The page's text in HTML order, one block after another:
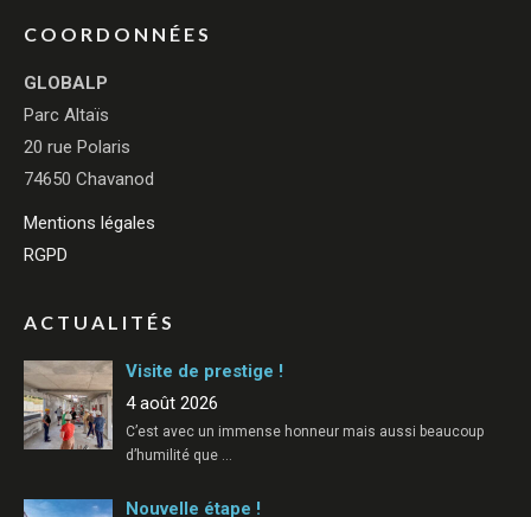
COORDONNÉES
GLOBALP
Parc Altaïs
20 rue Polaris
74650 Chavanod
Mentions légales
RGPD
ACTUALITÉS
Visite de prestige !
4 août 2026
C’est avec un immense honneur mais aussi beaucoup
d’humilité que …
Nouvelle étape !